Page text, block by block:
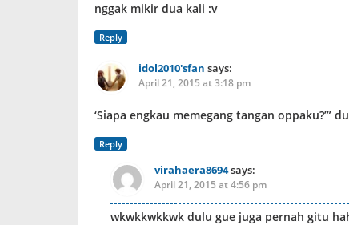
nggak mikir dua kali :v
Reply
idol2010'sfan says:
April 21, 2015 at 3:18 pm
‘Siapa engkau memegang tangan oppaku?’”
Reply
virahaera8694says:
April 21, 2015 at 4:56 pm
wkwkkwkkwk dulu gue juga pernah gitu